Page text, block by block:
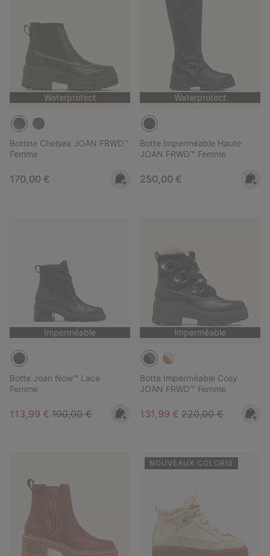
Waterprotect
Bottine Chelsea JOAN FRWD™
Femme
Regular price:
170,00 €
Waterprotect
Botte Imperméable Haute
JOAN FRWD™ Femme
Regular price:
250,00 €
Imperméable
Botte Joan Now™ Lace
Femme
Sale price:
113,99 € Regular price:
190,00 €
Imperméable
Botte Imperméable Cosy
JOAN FRWD™ Femme
Sale price:
131,99 € Regular price:
220,00 €
NOUVEAUX COLORIS